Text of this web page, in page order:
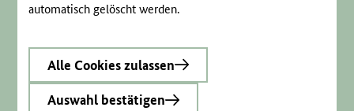
automatisch gelöscht werden.
Alle Cookies zulassen
Auswahl bestätigen